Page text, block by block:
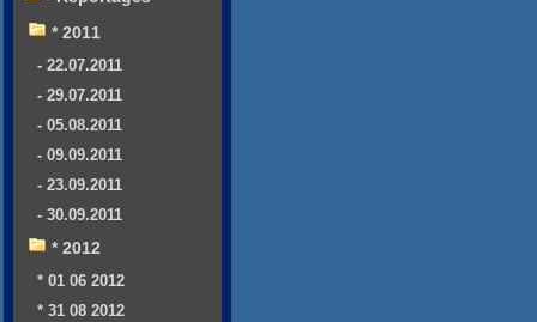
* 2011
- 22.07.2011
- 29.07.2011
- 05.08.2011
- 09.09.2011
- 23.09.2011
- 30.09.2011
* 2012
* 01 06 2012
* 31 08 2012